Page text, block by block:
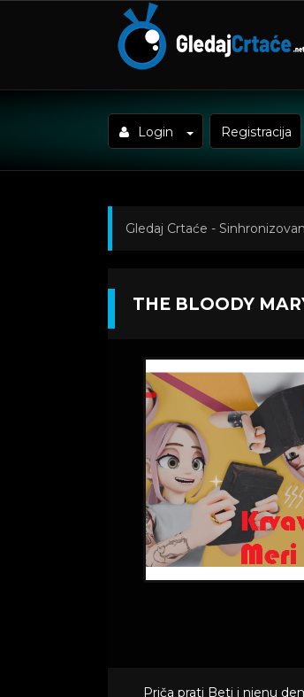
Login Registracija
Gledaj Crtaće -
THE BLOODY
Priča prati Beti i njenu